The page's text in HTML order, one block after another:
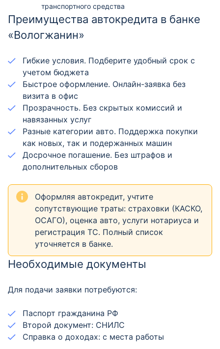
транспортного средства
Преимущества автокредита в банке
«Вологжанин»
Гибкие условия. Подберите удобный срок с
учетом бюджета
Быстрое оформление. Онлайн-заявка без
визита в офис
Прозрачность. Без скрытых комиссий и
навязанных услуг
Разные категории авто. Поддержка покупки
как новых, так и подержанных машин
Досрочное погашение. Без штрафов и
дополнительных сборов
Оформляя автокредит, учтите
сопутствующие траты: страховки (КАСКО,
ОСАГО), оценка авто, услуги нотариуса и
регистрация ТС. Полный список
уточняется в банке.
Необходимые документы
Для подачи заявки потребуются:
Паспорт гражданина РФ
Второй документ: СНИЛС
Справка о доходах: с места работы